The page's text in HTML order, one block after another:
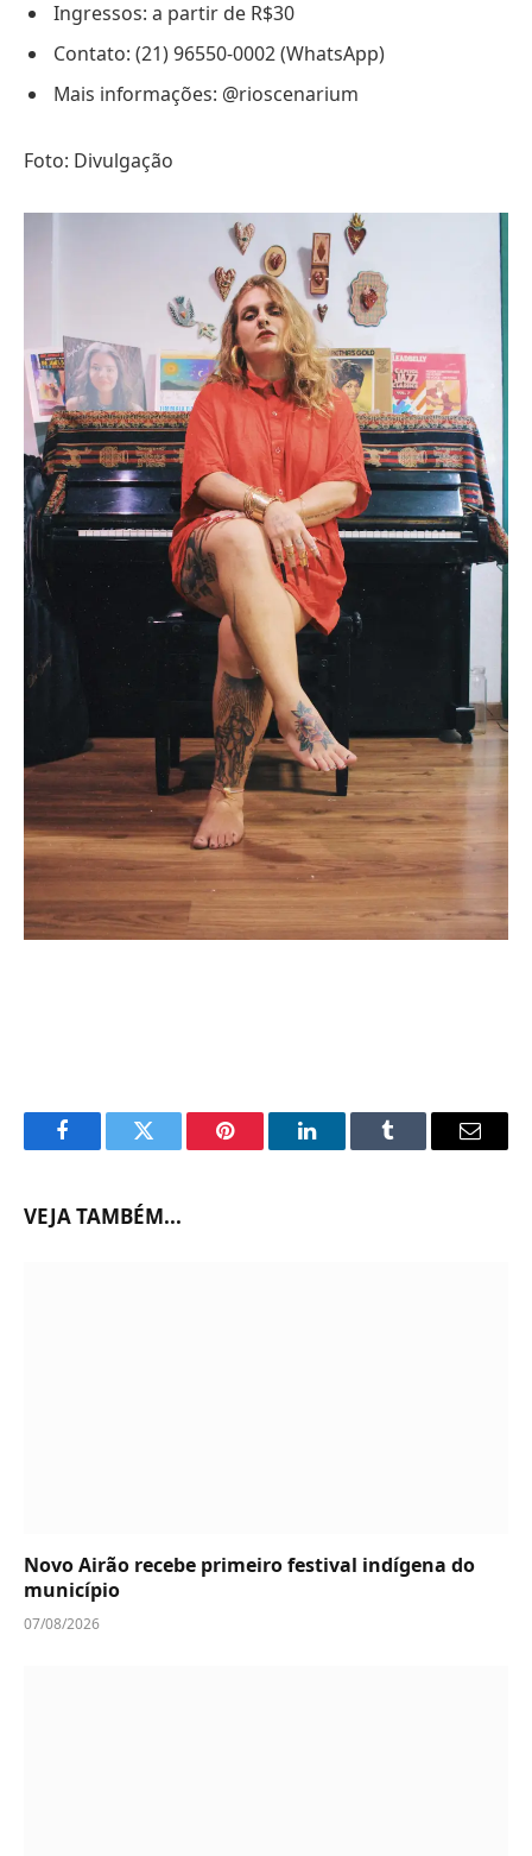
Ingressos: a partir de R$30
Contato: (21) 96550-0002 (WhatsApp)
Mais informações: @rioscenarium
Foto: Divulgação
FacebookTwitter Pinterest LinkedInTumblr Email
VEJA TAMBÉM...
Novo Airão recebe primeiro festival indígena do
município
07/08/2026